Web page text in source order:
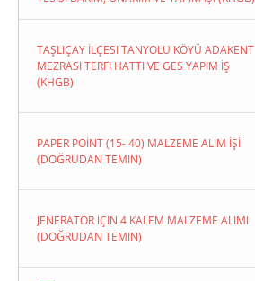
TAŞLIÇAY İLÇESI TANYOLU KÖYÜ ADAKENT
MEZRASI TERFI HATTI VE GES YAPIM İŞ
(KHGB)
PAPER POİNT (15- 40) MALZEME ALIM İŞİ
(DOĞRUDAN TEMIN)
JENERATÖR İÇİN 4 KALEM MALZEME ALIMI
(DOĞRUDAN TEMIN)